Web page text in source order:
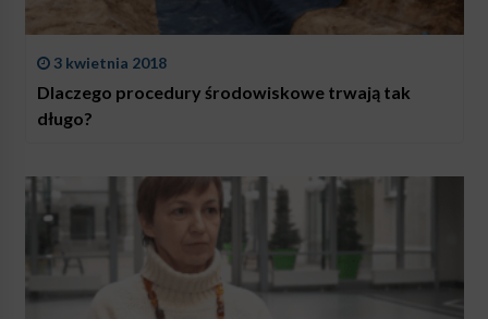
3 kwietnia 2018
Dlaczego procedury środowiskowe trwają tak
długo?